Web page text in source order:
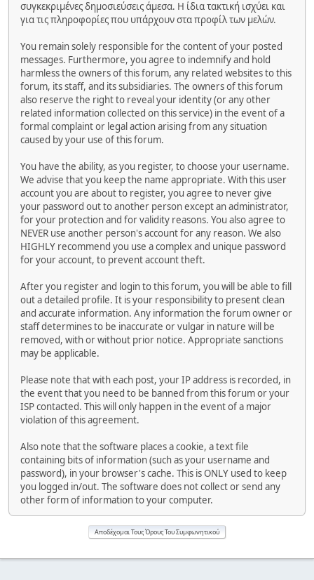
συγκεκριμένες δημοσιεύσεις άμεσα. Η ίδια τακτική ισχύει και
για τις πληροφορίες που υπάρχουν στα προφίλ των μελών.
You remain solely responsible for the content of your posted
messages. Furthermore, you agree to indemnify and hold
harmless the owners of this forum, any related websites to this
forum, its staff, and its subsidiaries. The owners of this forum
also reserve the right to reveal your identity (or any other
related information collected on this service) in the event of a
formal complaint or legal action arising from any situation
caused by your use of this forum.
You have the ability, as you register, to choose your username.
We advise that you keep the name appropriate. With this user
account you are about to register, you agree to never give
your password out to another person except an administrator,
for your protection and for validity reasons. You also agree to
NEVER use another person's account for any reason. We also
HIGHLY recommend you use a complex and unique password
for your account, to prevent account theft.
After you register and login to this forum, you will be able to fill
out a detailed profile. It is your responsibility to present clean
and accurate information. Any information the forum owner or
staff determines to be inaccurate or vulgar in nature will be
removed, with or without prior notice. Appropriate sanctions
may be applicable.
Please note that with each post, your IP address is recorded, in
the event that you need to be banned from this forum or your
ISP contacted. This will only happen in the event of a major
violation of this agreement.
Also note that the software places a cookie, a text file
containing bits of information (such as your username and
password), in your browser's cache. This is ONLY used to keep
you logged in/out. The software does not collect or send any
other form of information to your computer.